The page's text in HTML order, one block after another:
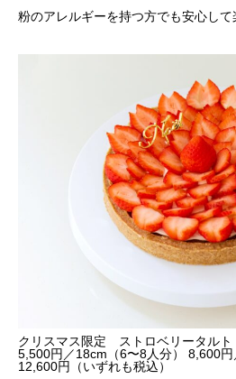
粉のアレルギーを持つ方でも安心して
クリスマス限定 ストロベリータルト
5,500円／18cm（6〜8人分） 8,600円
12,600円（いずれも税込）